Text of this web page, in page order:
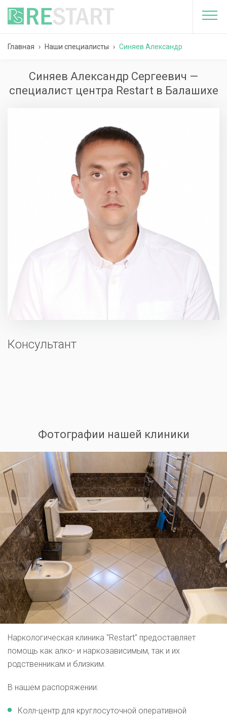
Главная › Наши специалисты › Синяев Александр
СергеевичСиняев Александр Сергеевич —
специалист центра Restart в Балашихе
Консультант
Фотографии нашей клиники
Наркологическая клиника "Restart" предоставляет
помощь как алко- и наркозависимым, так и их
родственникам и близким.
В нашем распоряжении:
Колл-центр для круглосуточной оперативной